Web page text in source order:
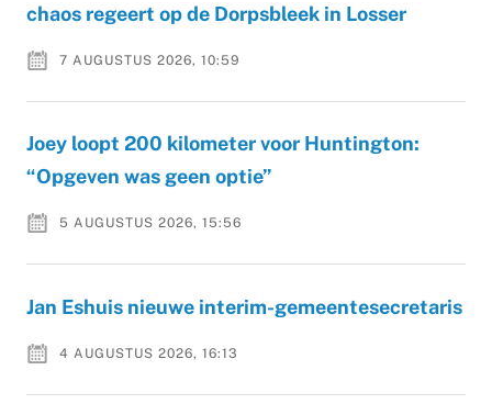
chaos regeert op de Dorpsbleek in Losser
7 AUGUSTUS 2026, 10:59
Joey loopt 200 kilometer voor Huntington:
“Opgeven was geen optie”
5 AUGUSTUS 2026, 15:56
Jan Eshuis nieuwe interim-gemeentesecretaris
4 AUGUSTUS 2026, 16:13